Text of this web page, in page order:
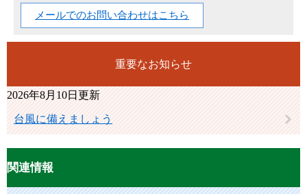
メールでのお問い合わせはこちら
重要なお知らせ
2026年8月10日更新
台風に備えましょう
関連情報